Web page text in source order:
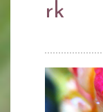
rk